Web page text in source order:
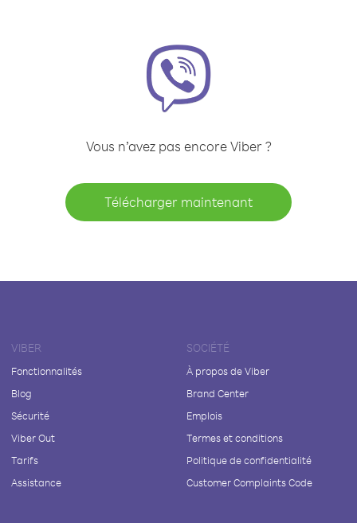
Vous n’avez pas encore Viber ?
Télécharger maintenant
VIBER
Fonctionnalités
Blog
Sécurité
Viber Out
Tarifs
Assistance
SOCIÉTÉ
À propos de Viber
Brand Center
Emplois
Termes et conditions
Politique de confidentialité
Customer Complaints Code